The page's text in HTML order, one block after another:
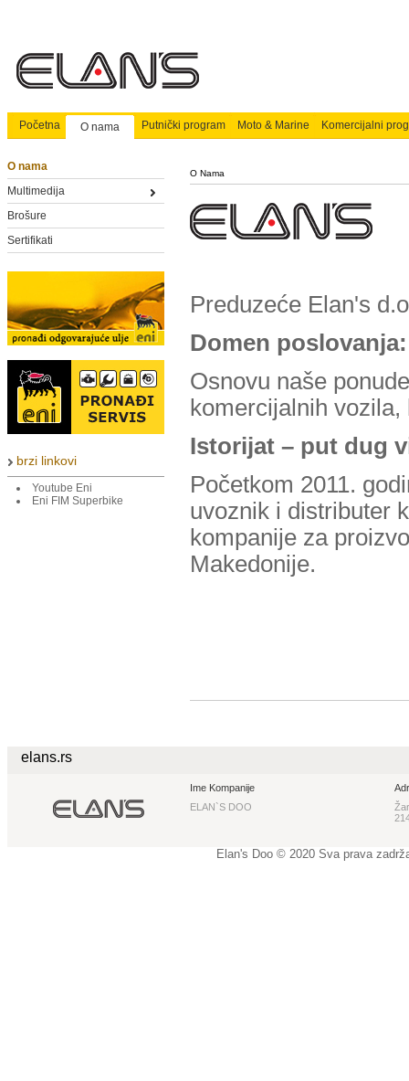
Početna O nama Putnički program Moto & Marine Komercijalni
O nama
Multimedija
Brošure
Sertifikati
brzi linkovi
Youtube Eni
Eni FIM Superbike
O Nama
Preduzeće Elan's
Domen poslovanja:
Osnovu naše
komercijalnih
Istorijat – put dug
Početkom 2011.
uvoznik i distributer
kompanije za
Makedonije.
elans.rs
Ime Kompanije
ELAN`S DOO
Elan's Doo © 2020 Sva prava